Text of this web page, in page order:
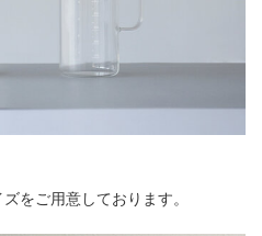
をご用意しております。